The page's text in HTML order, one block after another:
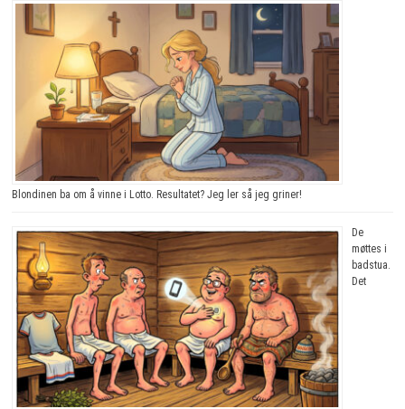
Blondinen ba om å vinne i Lotto. Resultatet? Jeg ler så jeg griner!
De
møttes i
badstua.
Det